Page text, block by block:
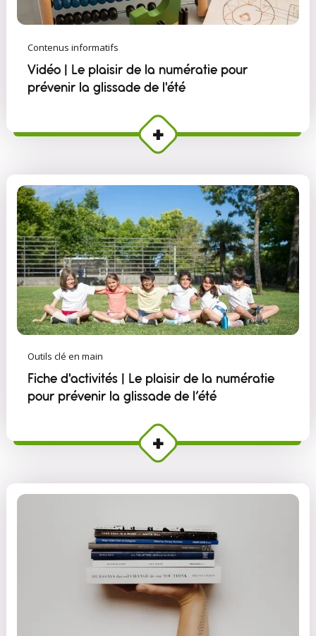
Contenus informatifs
Vidéo | Le plaisir de la numératie pour
prévenir la glissade de l'été
Outils clé en main
Fiche d'activités | Le plaisir de la numératie
pour prévenir la glissade de l’été